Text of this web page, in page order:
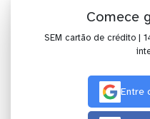
Comece
SEM cartão de crédito |
Entre